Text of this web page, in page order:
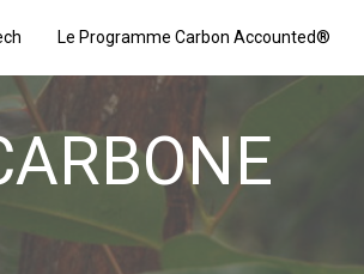
Le Programme Carbon Accounted®